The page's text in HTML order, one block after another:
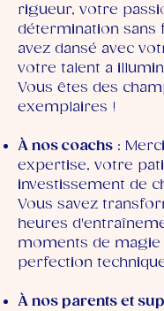
rigueur, votre
détermination sans
avez dansé avec
votre talent a
Vous êtes des
exemplaires !
À nos coachs :
expertise, votre
investissement de
Vous savez
heures
moments de magie
perfection
À nos parents et